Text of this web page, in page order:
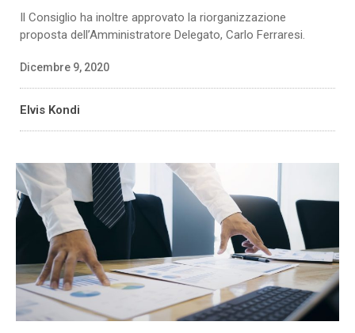
Il Consiglio ha inoltre approvato la riorganizzazione
proposta dell’Amministratore Delegato, Carlo Ferraresi.
Dicembre 9, 2020
Elvis Kondi